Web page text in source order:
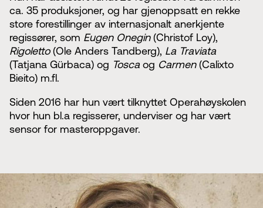
ca. 35 produksjoner, og har gjenoppsatt en rekke
store forestillinger av internasjonalt anerkjente
regissører, som Eugen Onegin(Christof Loy),
Rigoletto(Ole Anders Tandberg), La Traviata
(Tatjana Gürbaca) og Tosca og Carmen(Calixto
Bieito) m.fl.
Siden 2016 har hun vært tilknyttet Operahøyskolen
hvor hun bl.a regisserer, underviser og har vært
sensor for masteroppgaver.